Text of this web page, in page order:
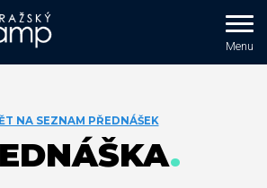
Menu
NA SEZNAM PŘEDNÁŠEK